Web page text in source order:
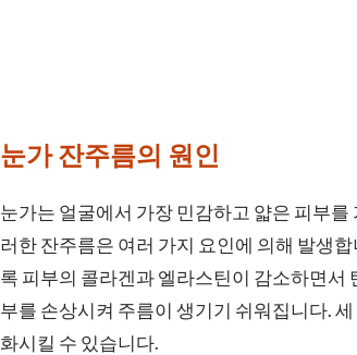
눈가 잔주름의 원인
눈가는 얼굴에서 가장 민감하고 얇은 피부
러한 잔주름은 여러 가지 요인에 의해 발생
록 피부의 콜라겐과 엘라스틴이 감소하면서
부를 손상시켜 주름이 생기기 쉬워집니다.
화시킬 수 있습니다.